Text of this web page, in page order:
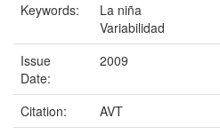
Keywords:
La niña
Variabilidad
Issue
Date:
2009
Citation:
AVT